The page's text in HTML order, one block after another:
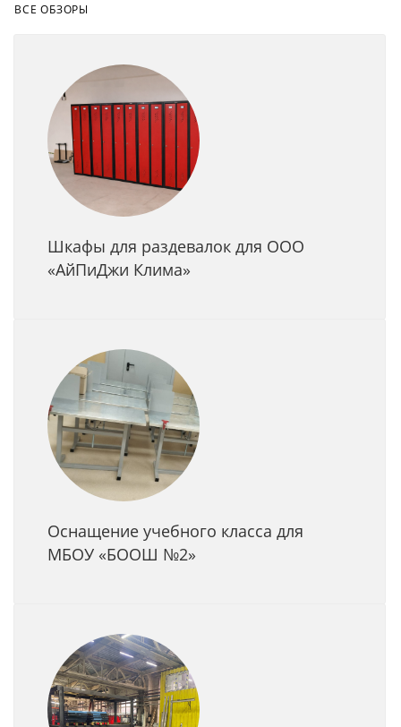
ВСЕ ОБЗОРЫ
Шкафы для раздевалок для ООО
«АйПиДжи Клима»
Оснащение учебного класса для
МБОУ «БООШ №2»